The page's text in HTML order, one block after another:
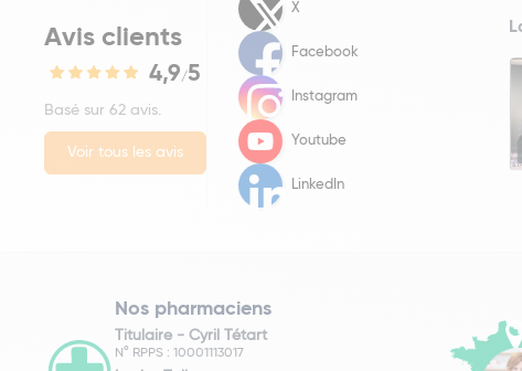
Avis clients
4,9/5
Basé sur 62 avis.
Voir tous les avis
X
Facebook
Instagram
Youtube
LinkedIn
Nos pharmaciens
Titulaire - Cyril Tétart
N° RPPS : 10001113017